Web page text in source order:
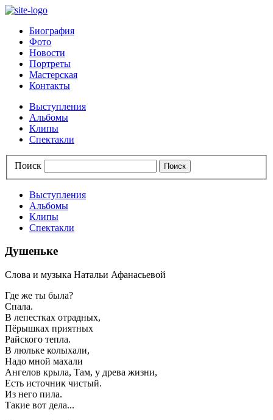
Биография
Фото
Новости
Портреты
Мастерская
Контакты
Выступления
Альбомы
Клипы
Спектакли
Поиск
Выступления
Альбомы
Клипы
Спектакли
Душеньке
Слова и музыка Натальи Афанасьевой
Где же ты была?
Спала.
В лепестках отрадных,
Пёрышках приятных
Райского тепла.
В люльке колыхали,
Надо мной махали
Ангелов крыла, Там, у древа жизни,
Есть источник чистый.
Из него пила.
Такие вот дела...